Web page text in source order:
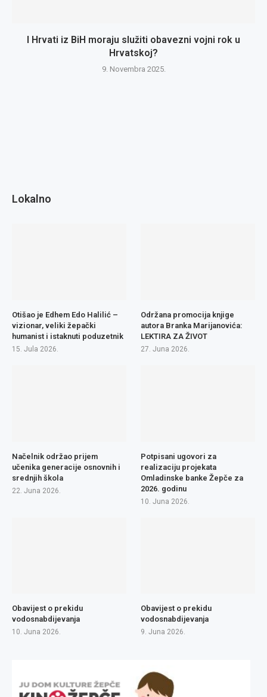
I Hrvati iz BiH moraju služiti obavezni vojni rok u
Hrvatskoj?
9. Novembra 2025.
Lokalno
Otišao je Edhem Edo Halilić –
vizionar, veliki žepački
humanist i istaknuti poduzetnik
15. Jula 2026.
Održana promocija knjige
autora Branka Marijanovića:
LEKTIRA ZA ŽIVOT
27. Juna 2026.
Načelnik održao prijem
učenika generacije osnovnih i
srednjih škola
22. Juna 2026.
Potpisani ugovori za
realizaciju projekata
Omladinske banke Žepče za
2026. godinu
10. Juna 2026.
Obavijest o prekidu
vodosnabdijevanja
10. Juna 2026.
Obavijest o prekidu
vodosnabdijevanja
9. Juna 2026.